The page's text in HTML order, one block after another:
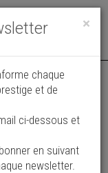
Toggle
14 jours )
Jean's
×
chaque
et de
ci-dessous et
en suivant
newsletter.